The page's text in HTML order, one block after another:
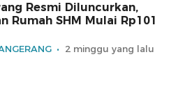
Resmi Diluncurkan,
Rumah SHM Mulai Rp101
2 minggu yang lalu